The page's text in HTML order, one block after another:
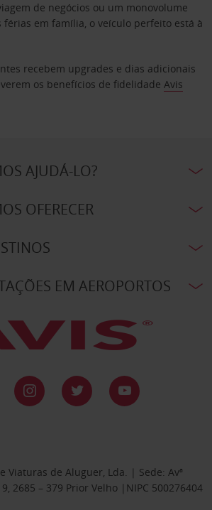
de negócios ou um monovolume
férias em família, o veículo perfeito está à
recebem upgrades e dias adicionais
os benefícios de fidelidade Avis
AJUDÁ-LO?
OFERECER
EM AEROPORTOS
Viaturas de Aluguer, Lda. | Sede: Avª
9, 2685 – 379 Prior Velho |NIPC 500276404